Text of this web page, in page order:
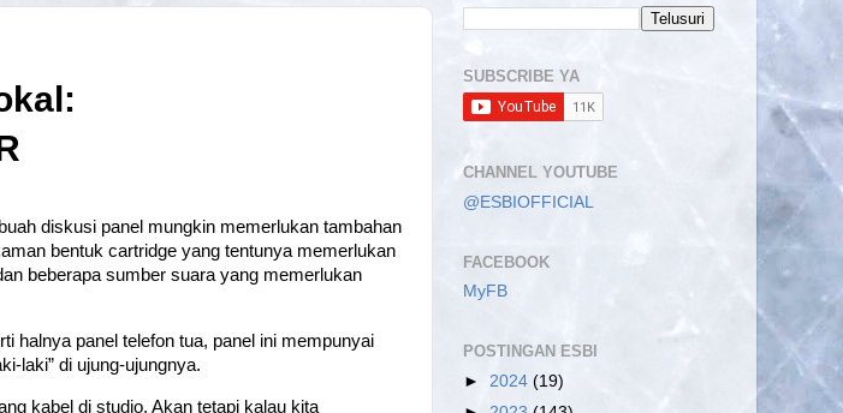
diskusi panel mungkin memerlukan tambahan
bentuk cartridge yang tentunya memerlukan
beberapa sumber suara yang memerlukan
halnya panel telefon tua, panel ini mempunyai
laki” di ujung-ujungnya.
kabel di studio. Akan tetapi kalau kita
SUBSCRIBE YA
CHANNEL YOUTUBE
@ESBIOFFICIAL
FACEBOOK
MyFB
POSTINGAN ESBI
► 2024 (19)